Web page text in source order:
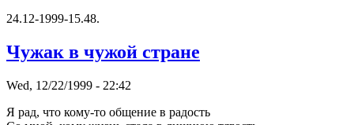
24.12-1999-15.48.
Чужак в чужой стране
Wed, 12/22/1999 - 22:42
Я рад, что кому-то общение в радость